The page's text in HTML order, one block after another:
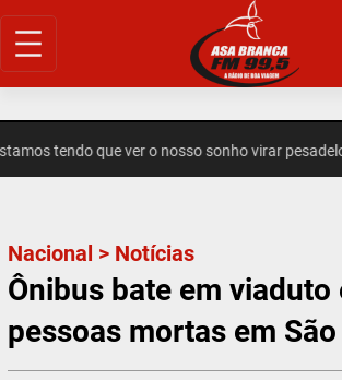
Pular
para
tendo que ver o nosso sonho virar
Nacional > Notícias
Ônibus bate em viaduto
pessoas mortas em